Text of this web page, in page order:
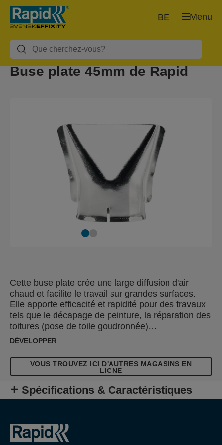
Menu
BE
Buse plate 45mm de Rapid
Cette buse plate crée une large diffusion d'air
chaud et facilite le travail sur grandes surfaces.
Elle apporte efficacité et rapidité pour des travaux
tels que le décapage de peinture, la réparation des
toitures (pose de toile goudronnée)…
DÉVELOPPER
VOUS TROUVEZ ICI D'AUTRES MAGASINS EN
LIGNE
Spécifications & Caractéristiques